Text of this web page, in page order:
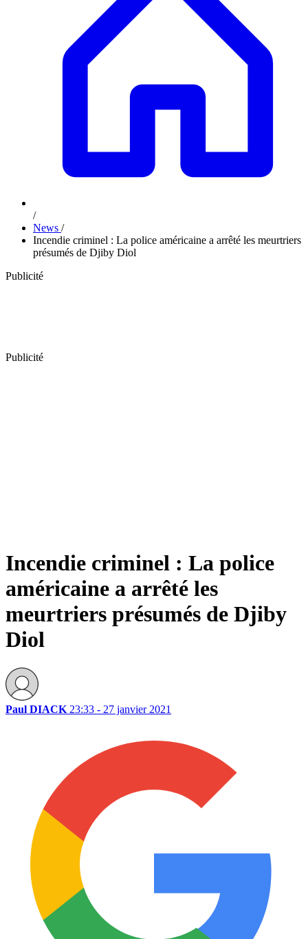
/
News /
Incendie criminel : La police américaine a arrêté les meurtriers
présumés de Djiby Diol
Publicité
Publicité
Incendie criminel : La police
américaine a arrêté les
meurtriers présumés de Djiby
Diol
Paul DIACK 23:33 - 27 janvier 2021